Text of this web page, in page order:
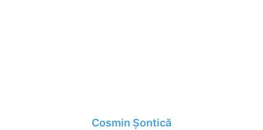
Cosmin Șontică